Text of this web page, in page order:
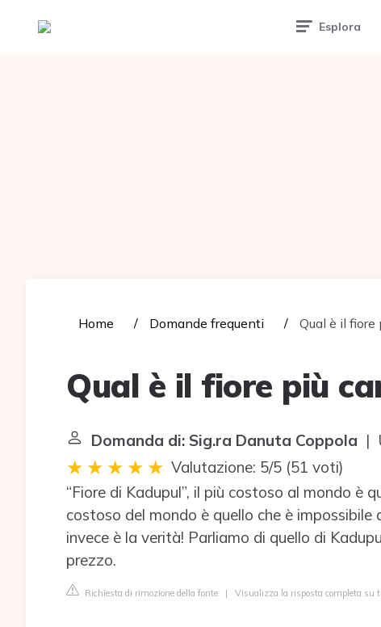
Tattoomuse.it Esplora
Home Domande frequenti Qual è il fiore
Qual è il fiore più
Domanda di: Sig.ra Danuta Coppola |
Valutazione: 5/5 (51 voti)
“Fiore di Kadupul”, il più costoso al mondo è
costoso del mondo è quello che è
invece è la verità! Parliamo di quello di
prezzo.
Richiesta di rimozione della fonte | Visualizza la risposta completa su